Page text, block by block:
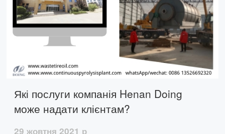
Які послуги компанія Henan Doing
може надати клієнтам?
29 жовтня 2021 р